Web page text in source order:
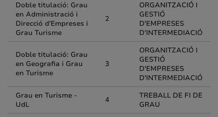
Doble titulació: Grau
en Administració i
Direcció d'Empreses i
Grau Turisme
2
ORGANITZACIÓ I
GESTIÓ
D'EMPRESES
D'INTERMEDIACIÓ
Doble titulació: Grau
en Geografia i Grau
en Turisme
3
ORGANITZACIÓ I
GESTIÓ
D'EMPRESES
D'INTERMEDIACIÓ
Grau en Turisme -
UdL
4
TREBALL DE FI DE
GRAU